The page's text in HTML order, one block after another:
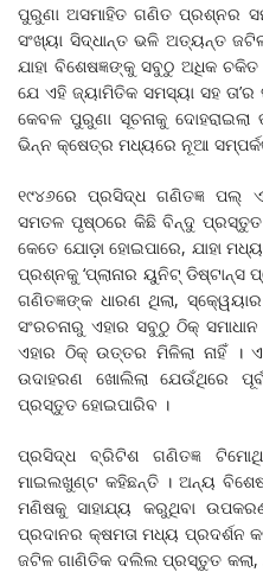
ପୁରୁଣା ଅସମାହିତ ଗଣିତ ପ୍ରଶ୍ନର
ସଂଖ୍ୟା ସିଦ୍ଧାନ୍ତ ଭଳି ଅତ୍ୟନ୍ତ
ଯାହା ବିଶେଷଜ୍ଞଙ୍କୁ ସବୁଠୁ ଅଧିକ
ଯେ ଏହି ଜ୍ୟାମିତିକ ସମସ୍ୟା ସହ ତା’ର
କେବଳ ପୁରୁଣା ସୂଚନାକୁ
ଭିନ୍ନ କ୍ଷେତ୍ର ମଧ୍ୟରେ ନୂଆ
୧୯୪୬ରେ ପ୍ରସିଦ୍ଧ ଗଣିତଜ୍ଞ ପଲ୍
ସମତଳ ପୃଷ୍ଠରେ କିଛି ବିନ୍ଦୁ
କେତେ ଯୋଡ଼ା ହୋଇପାରେ, ଯାହା
ପ୍ରଶ୍ନକୁ ‘ପ୍ଲାନାର ୟୁନିଟ୍ ଡିଷ୍ଟାନ୍ସ
ଗଣିତଜ୍ଞଙ୍କ ଧାରଣ ଥିଲା,
ସଂରଚନାରୁ ଏହାର ସବୁଠୁ ଠିକ୍ ସମାଧାନ
ଏହାର ଠିକ୍ ଉତ୍ତର ମିଳିଲା ନାହିଁ
ଉଦାହରଣ ଖୋଲିଲା ଯେଉଁଥିରେ
ପ୍ରସ୍ତୁତ ହୋଇପାରିବ ।
ପ୍ରସିଦ୍ଧ ବ୍ରିଟିଶ ଗଣିତଜ୍ଞ
ମାଇଲଖୁଣ୍ଟ କହିଛନ୍ତି । ଅନ୍ୟ
ମଣିଷକୁ ସାହାଯ୍ୟ କରୁଥିବା
ପ୍ରଦାନର କ୍ଷମତା ମଧ୍ୟ ପ୍ରଦର୍ଶନ
ଜଟିଳ ଗାଣିତିକ ଦଲିଲ ପ୍ରସ୍ତୁତ କଲା,